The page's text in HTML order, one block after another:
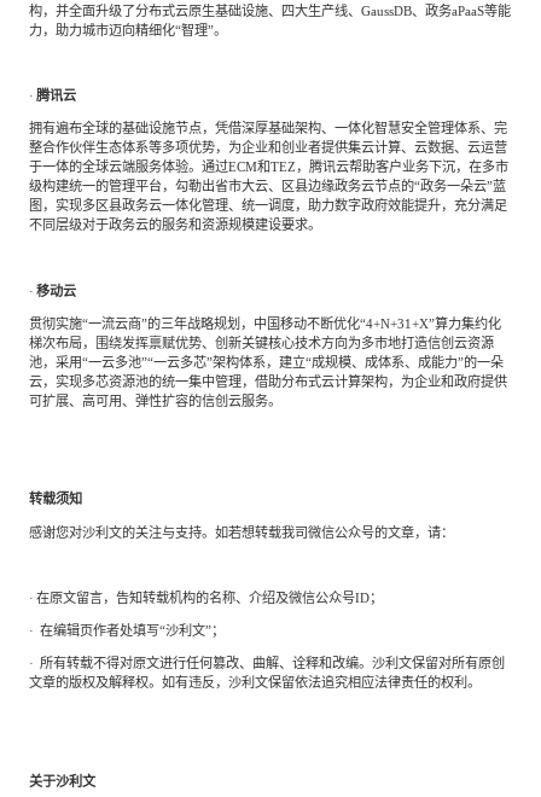
构，并全面升级了分布式云原生基础设施、四大生产线、GaussDB、政务aPaaS等能
力，助力城市迈向精细化“智理”。
· 腾讯云
拥有遍布全球的基础设施节点，凭借深厚基础架构、一体化智慧安全管理体系、完
整合作伙伴生态体系等多项优势，为企业和创业者提供集云计算、云数据、云运营
于一体的全球云端服务体验。通过ECM和TEZ，腾讯云帮助客户业务下沉，在多市
级构建统一的管理平台，勾勒出省市大云、区县边缘政务云节点的“政务一朵云”蓝
图，实现多区县政务云一体化管理、统一调度，助力数字政府效能提升，充分满足
不同层级对于政务云的服务和资源规模建设要求。
· 移动云
贯彻实施“一流云商”的三年战略规划，中国移动不断优化“4+N+31+X”算力集约化
梯次布局，围绕发挥禀赋优势、创新关键核心技术方向为多市地打造信创云资源
池，采用“一云多池”“一云多芯”架构体系，建立“成规模、成体系、成能力”的一朵
云，实现多芯资源池的统一集中管理，借助分布式云计算架构，为企业和政府提供
可扩展、高可用、弹性扩容的信创云服务。
转载须知
感谢您对沙利文的关注与支持。如若想转载我司微信公众号的文章，请：
· 在原文留言，告知转载机构的名称、介绍及微信公众号ID；
· 在编辑页作者处填写“沙利文”；
· 所有转载不得对原文进行任何篡改、曲解、诠释和改编。沙利文保留对所有原创
文章的版权及解释权。如有违反，沙利文保留依法追究相应法律责任的权利。
关于沙利文